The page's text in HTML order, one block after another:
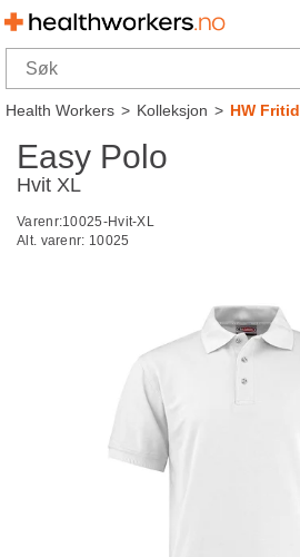
Health Workers>Kolleksjon>HW Fritid
Easy Polo
Hvit XL
Varenr:10025-Hvit-XL
Alt. varenr: 10025